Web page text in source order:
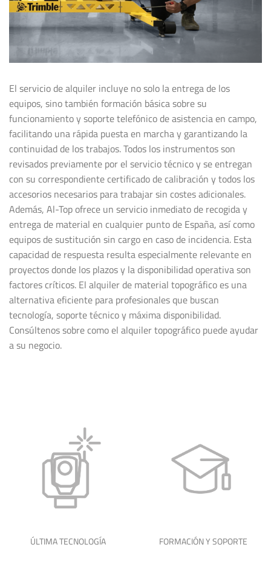
El servicio de alquiler incluye no solo la entrega de los
equipos, sino también formación básica sobre su
funcionamiento y soporte telefónico de asistencia en campo,
facilitando una rápida puesta en marcha y garantizando la
continuidad de los trabajos. Todos los instrumentos son
revisados previamente por el servicio técnico y se entregan
con su correspondiente certificado de calibración y todos los
accesorios necesarios para trabajar sin costes adicionales.
Además, Al-Top ofrece un servicio inmediato de recogida y
entrega de material en cualquier punto de España, así como
equipos de sustitución sin cargo en caso de incidencia. Esta
capacidad de respuesta resulta especialmente relevante en
proyectos donde los plazos y la disponibilidad operativa son
factores críticos. El alquiler de material topográfico es una
alternativa eficiente para profesionales que buscan
tecnología, soporte técnico y máxima disponibilidad.
Consúltenos sobre como el alquiler topográfico puede ayudar
a su negocio.
ÚLTIMA TECNOLOGÍA FORMACIÓN Y SOPORTE